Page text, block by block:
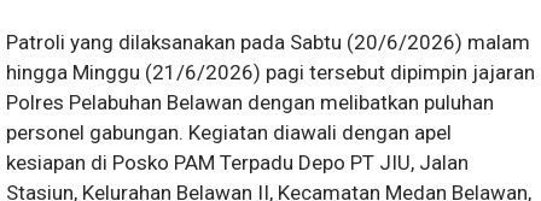
Patroli yang dilaksanakan pada Sabtu (20/6/2026) malam
hingga Minggu (21/6/2026) pagi tersebut dipimpin jajaran
Polres Pelabuhan Belawan dengan melibatkan puluhan
personel gabungan. Kegiatan diawali dengan apel
kesiapan di Posko PAM Terpadu Depo PT JIU, Jalan
Stasiun, Kelurahan Belawan II, Kecamatan Medan Belawan,